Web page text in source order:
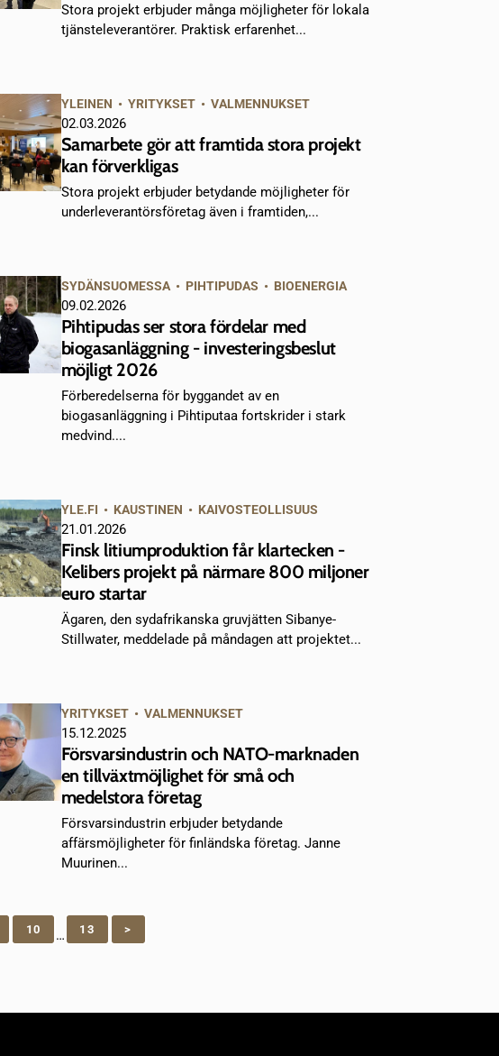
Stora projekt erbjuder många möjligheter för lokala
tjänsteleverantörer. Praktisk erfarenhet...
YLEINEN • YRITYKSET• VALMENNUKSET
02.03.2026
Samarbete gör att framtida stora projekt
kan förverkligas
Stora projekt erbjuder betydande möjligheter för
underleverantörsföretag även i framtiden,...
SYDÄNSUOMESSA• PIHTIPUDAS • BIOENERGIA
09.02.2026
Pihtipudas ser stora fördelar med
biogasanläggning - investeringsbeslut
möjligt 2026
Förberedelserna för byggandet av en
biogasanläggning i Pihtiputaa fortskrider i stark
medvind....
YLE.FI • KAUSTINEN • KAIVOSTEOLLISUUS
21.01.2026
Finsk litiumproduktion får klartecken -
Kelibers projekt på närmare 800 miljoner
euro startar
Ägaren, den sydafrikanska gruvjätten Sibanye-
Stillwater, meddelade på måndagen att projektet...
YRITYKSET• VALMENNUKSET
15.12.2025
Försvarsindustrin och NATO-marknaden
en tillväxtmöjlighet för små och
medelstora företag
Försvarsindustrin erbjuder betydande
affärsmöjligheter för finländska företag. Janne
Muurinen...
10 … 13 >